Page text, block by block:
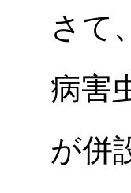
さて
病害
が併